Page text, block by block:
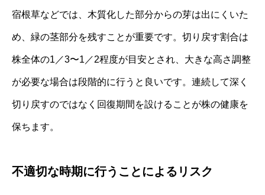
宿根草などでは、木質化した部分からの芽は出にくいた
め、緑の茎部分を残すことが重要です。切り戻す割合は
株全体の1／3〜1／2程度が目安とされ、大きな高さ調整
が必要な場合は段階的に行うと良いです。連続して深く
切り戻すのではなく回復期間を設けることが株の健康を
保ちます。
不適切な時期に行うことによるリスク